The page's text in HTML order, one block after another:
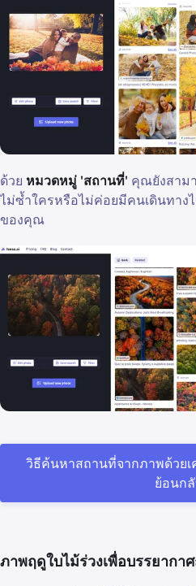
ด้วย หมวดหมู่ 'สถานที่' คุณยังสาม
ไม่ซ้ำใครหรือไม่ค่อยมีคนเดินทาง
ของคุณ
วิธีค้นหาสถานที่จากภาพด้วย
ย้อนก
ภาพฤดูใบไม้ร่วงเพื่อบรรยากา